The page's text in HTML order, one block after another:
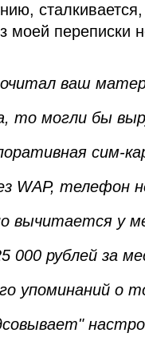
моей переписки
ваш
то могли бы
сим-
WAP, телефон
вычитается у
000 рублей за
упоминаний о